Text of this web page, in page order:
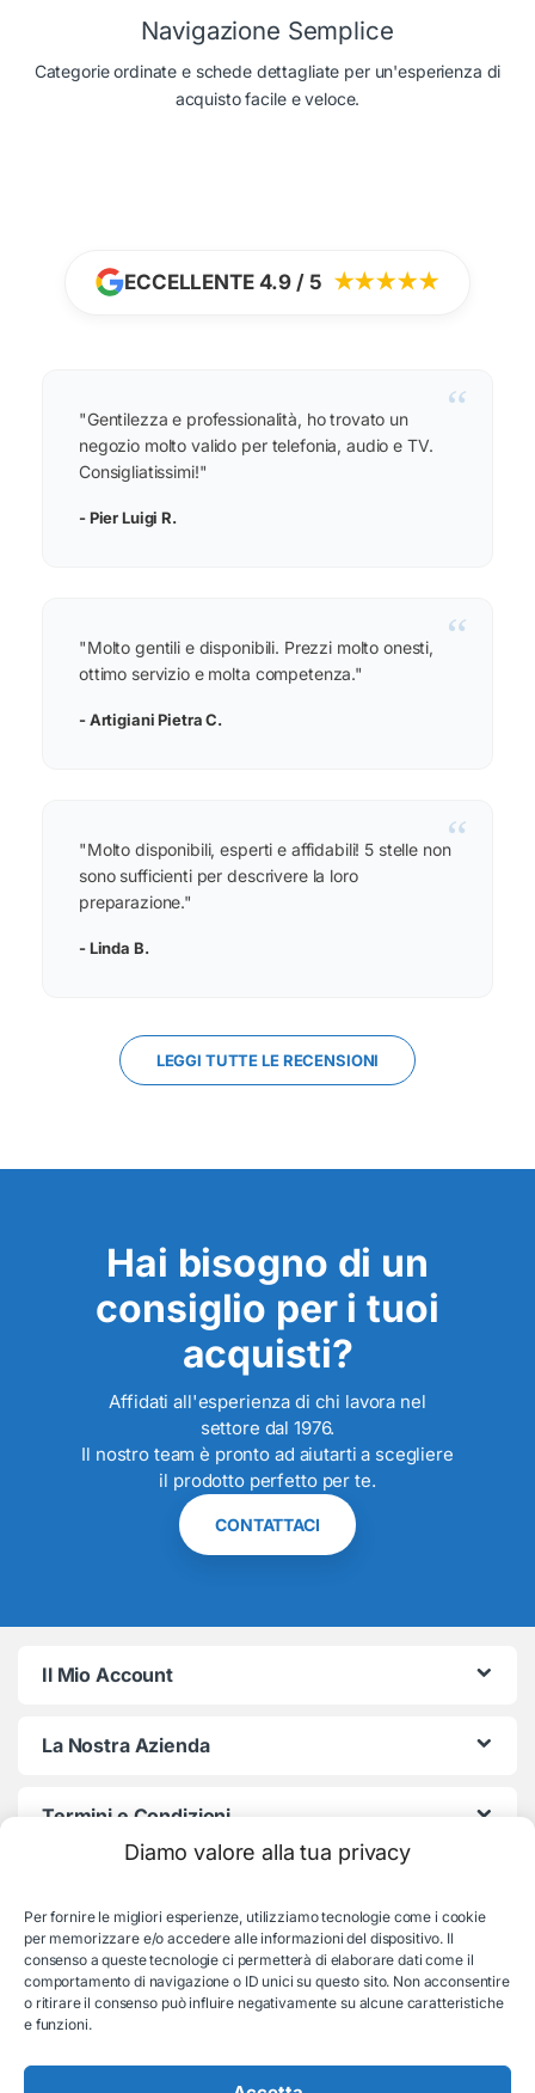
Diamo valore alla tua privacy
Per fornire le migliori esperienze, utilizziamo tecnologie come i cookie
per memorizzare e/o accedere alle informazioni del dispositivo. Il
consenso a queste tecnologie ci permetterà di elaborare dati come il
comportamento di navigazione o ID unici su questo sito. Non acconsentire
o ritirare il consenso può influire negativamente su alcune caratteristiche
e funzioni.
Navigazione Semplice
Categorie ordinate e schede dettagliate per un'esperienza di
acquisto facile e veloce.
ECCELLENTE 4.9 / 5 ★★★★★
“
"Gentilezza e professionalità, ho trovato un
negozio molto valido per telefonia, audio e TV.
Consigliatissimi!"
- Pier Luigi R.
“
"Molto gentili e disponibili. Prezzi molto onesti,
ottimo servizio e molta competenza."
- Artigiani Pietra C.
“
"Molto disponibili, esperti e affidabili! 5 stelle non
sono sufficienti per descrivere la loro
preparazione."
- Linda B.
LEGGI TUTTE LE RECENSIONI
Hai bisogno di un
consiglio per i tuoi
acquisti?
Affidati all'esperienza di chi lavora nel
settore dal 1976.
Il nostro team è pronto ad aiutarti a scegliere
il prodotto perfetto per te.
CONTATTACI
Il Mio Account
La Nostra Azienda
Termini e Condizioni
Consulenza e supporto: